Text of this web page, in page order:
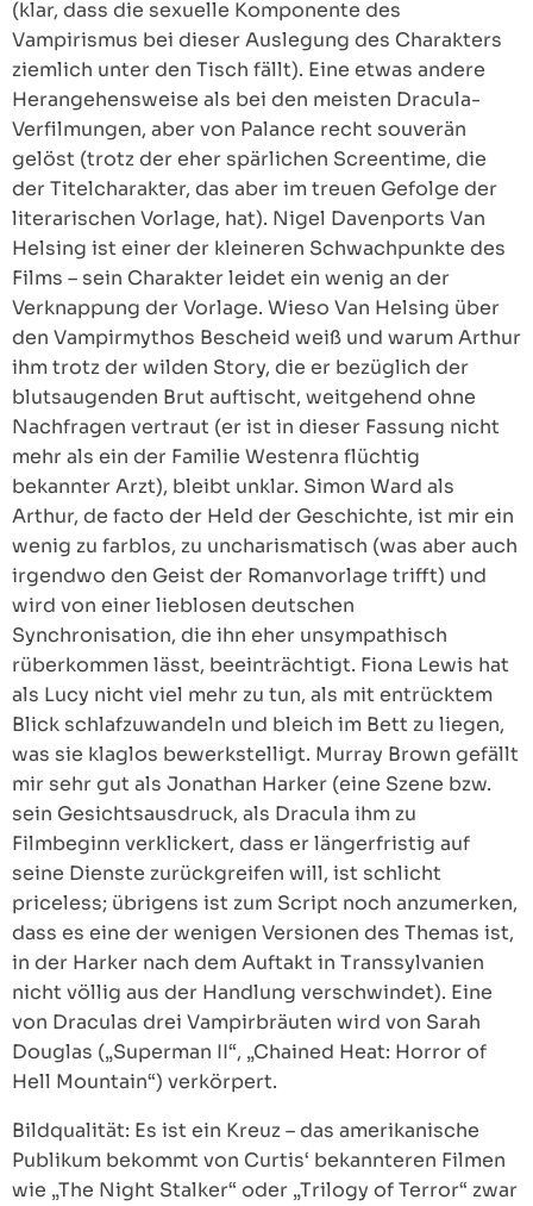
(klar, dass die sexuelle Komponente des
Vampirismus bei dieser Auslegung des Charakters
ziemlich unter den Tisch fällt). Eine etwas andere
Herangehensweise als bei den meisten Dracula-
Verfilmungen, aber von Palance recht souverän
gelöst (trotz der eher spärlichen Screentime, die
der Titelcharakter, das aber im treuen Gefolge der
literarischen Vorlage, hat). Nigel Davenports Van
Helsing ist einer der kleineren Schwachpunkte des
Films – sein Charakter leidet ein wenig an der
Verknappung der Vorlage. Wieso Van Helsing über
den Vampirmythos Bescheid weiß und warum Arthur
ihm trotz der wilden Story, die er bezüglich der
blutsaugenden Brut auftischt, weitgehend ohne
Nachfragen vertraut (er ist in dieser Fassung nicht
mehr als ein der Familie Westenra flüchtig
bekannter Arzt), bleibt unklar. Simon Ward als
Arthur, de facto der Held der Geschichte, ist mir ein
wenig zu farblos, zu uncharismatisch (was aber auch
irgendwo den Geist der Romanvorlage trifft) und
wird von einer lieblosen deutschen
Synchronisation, die ihn eher unsympathisch
rüberkommen lässt, beeinträchtigt. Fiona Lewis hat
als Lucy nicht viel mehr zu tun, als mit entrücktem
Blick schlafzuwandeln und bleich im Bett zu liegen,
was sie klaglos bewerkstelligt. Murray Brown gefällt
mir sehr gut als Jonathan Harker (eine Szene bzw.
sein Gesichtsausdruck, als Dracula ihm zu
Filmbeginn verklickert, dass er längerfristig auf
seine Dienste zurückgreifen will, ist schlicht
priceless; übrigens ist zum Script noch anzumerken,
dass es eine der wenigen Versionen des Themas ist,
in der Harker nach dem Auftakt in Transsylvanien
nicht völlig aus der Handlung verschwindet). Eine
von Draculas drei Vampirbräuten wird von Sarah
Douglas („Superman II“, „Chained Heat: Horror of
Hell Mountain“) verkörpert.
Bildqualität: Es ist ein Kreuz – das amerikanische
Publikum bekommt von Curtis‘ bekannteren Filmen
wie „The Night Stalker“ oder „Trilogy of Terror“ zwar